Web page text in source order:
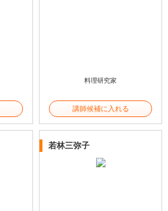
料理研究家
講師候補に入れる
若林三弥子